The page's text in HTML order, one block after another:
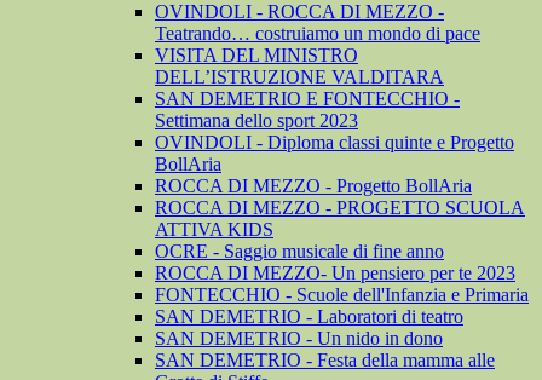
OVINDOLI - ROCCA DI MEZZO -
Teatrando… costruiamo un mondo di pace
VISITA DEL MINISTRO
DELL’ISTRUZIONE VALDITARA
SAN DEMETRIO E FONTECCHIO -
Settimana dello sport 2023
OVINDOLI - Diploma classi quinte e Progetto
BollAria
ROCCA DI MEZZO - Progetto BollAria
ROCCA DI MEZZO - PROGETTO SCUOLA
ATTIVA KIDS
OCRE - Saggio musicale di fine anno
ROCCA DI MEZZO- Un pensiero per te 2023
FONTECCHIO - Scuole dell'Infanzia e Primaria
SAN DEMETRIO - Laboratori di teatro
SAN DEMETRIO - Un nido in dono
SAN DEMETRIO - Festa della mamma alle